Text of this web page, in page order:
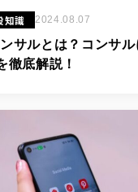
知識 2024.08.07
サルとは？コンサ
徹底解説！